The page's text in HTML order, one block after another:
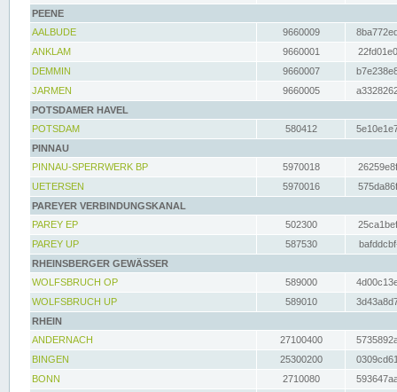
PEENE
AALBUDE
9660009
ANKLAM
9660001
DEMMIN
9660007
JARMEN
9660005
POTSDAMER HAVEL
POTSDAM
580412
PINNAU
PINNAU-SPERRWERK BP
5970018
UETERSEN
5970016
PAREYER VERBINDUNGSKANAL
PAREY EP
502300
PAREY UP
587530
RHEINSBERGER GEWÄSSER
WOLFSBRUCH OP
589000
WOLFSBRUCH UP
589010
RHEIN
ANDERNACH
27100400
BINGEN
25300200
BONN
2710080